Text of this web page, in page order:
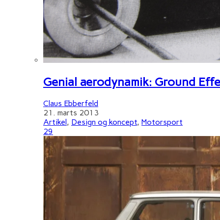
Genial aerodynamik: Ground
Claus Ebberfeld
21. marts 2013
Artikel, Design og koncept, Motorsport
29